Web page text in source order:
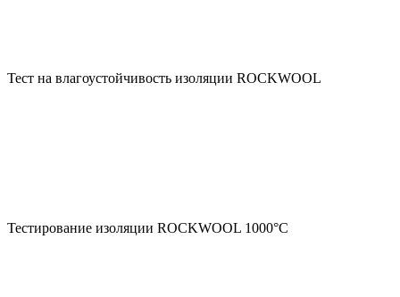
Тест на влагоустойчивость изоляции ROCKWOOL
Тестирование изоляции ROCKWOOL 1000°С